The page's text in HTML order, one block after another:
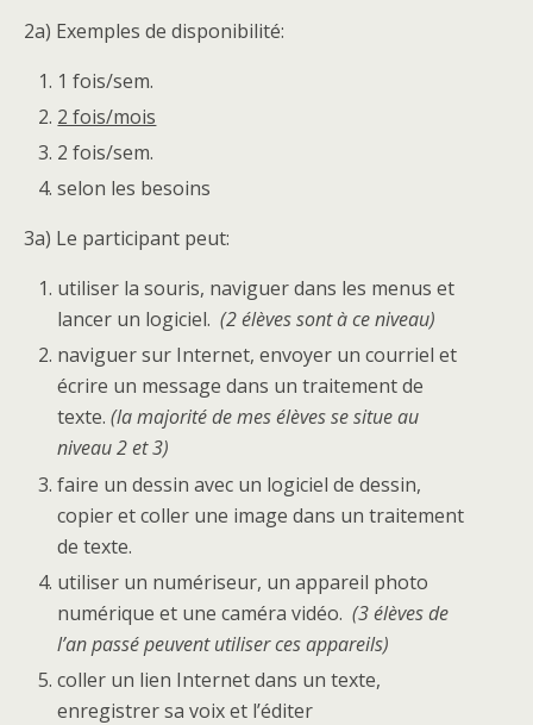
2a) Exemples de disponibilité:
1 fois/sem.
2 fois/mois
2 fois/sem.
selon les besoins
3a) Le participant peut:
utiliser la souris, naviguer dans les menus et
lancer un logiciel.(2 élèves sont à ce niveau)
naviguer sur Internet, envoyer un courriel et
écrire un message dans un traitement de
texte.(la majorité de mes élèves se situe au
niveau 2 et 3)
faire un dessin avec un logiciel de dessin,
copier et coller une image dans un traitement
de texte.
utiliser un numériseur, un appareil photo
numérique et une caméra vidéo.(3 élèves de
l’an passé peuvent utiliser ces appareils)
coller un lien Internet dans un texte,
enregistrer sa voix et l’éditer